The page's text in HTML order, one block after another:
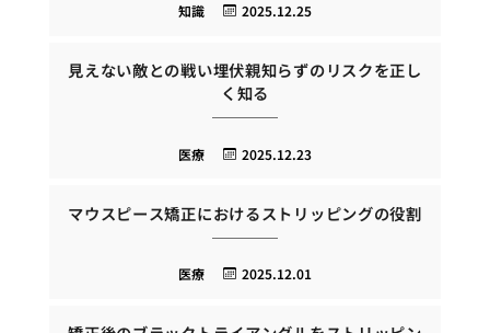
2025.12.25
知識
見えない敵との戦い埋伏親知らずのリスクを正し
く知る
2025.12.23
医療
マウスピース矯正におけるストリッピングの役割
2025.12.01
医療